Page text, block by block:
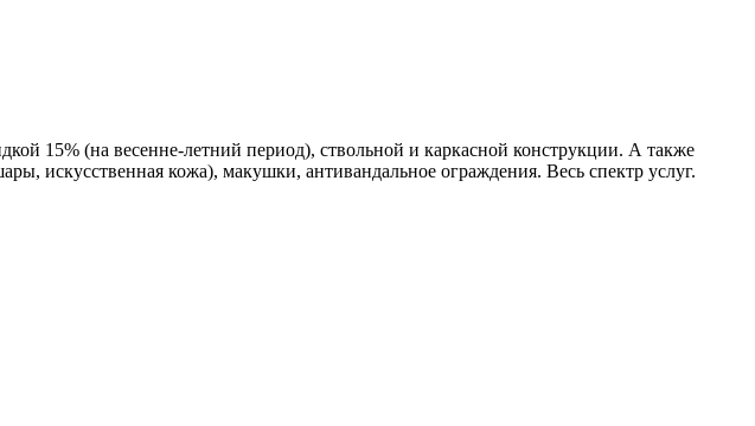
15% (на весенне-летний период), ствольной и каркасной конструкции. А также
искусственная кожа), макушки, антивандальное ограждения. Весь спектр услуг.